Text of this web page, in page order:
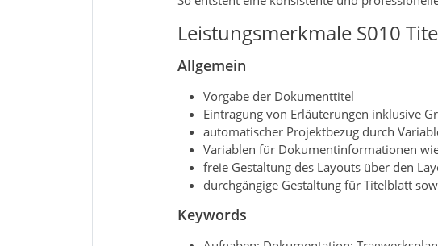
Leistungsmerkmale S010
Allgemein
Vorgabe der Dokumenttitel
Eintragung von Erläuterungen inklusive
automatischer Projektbezug durch
Variablen für Dokumentinformationen
freie Gestaltung des Layouts über den
durchgängige Gestaltung für Titelblatt
Keywords